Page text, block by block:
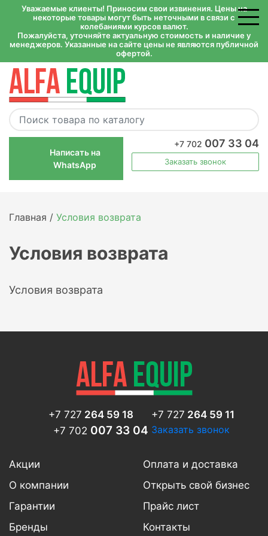
Уважаемые клиенты! Приносим свои извинения. Цены на
некоторые товары могут быть неточными в связи с
колебаниями курсов валют.
Пожалуйста, уточняйте актуальную стоимость и наличие у
менеджеров. Указанные на сайте цены не являются публичной
офертой.
Написать на
WhatsApp
+7 702 007 33 04
Заказать звонок
Главная / Условия возврата
Условия возврата
Условия возврата
+7 727 264 59 18 +7 727 264 59 11
+7 702 007 33 04 Заказать звонок
Акции
О компании
Гарантии
Бренды
Оплата и доставка
Открыть свой бизнес
Прайс лист
Контакты